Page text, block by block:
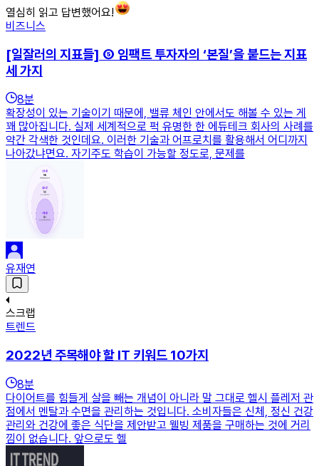
열심히 읽고 답변했어요!
비즈니스
[일잘러의 지표들] ⑤ 임팩트 투자자의 ‘본질’을 붙드는 지표
세 가지
8분
확장성이 있는 기술이기 때문에, 밸류 체인 안에서도 해볼 수 있는 게
꽤 많아집니다. 실제 세계적으로 퍽 유명한 한 에듀테크 회사의 사례를
약간 각색한 것인데요. 이러한 기술과 어프로치를 활용해서 어디까지
나아갔냐면요. 자기주도 학습이 가능할 정도로, 문제를
유재연
스크랩
트렌드
2022년 주목해야 할 IT 키워드 10가지
8분
다이어트를 힘들게 살을 빼는 개념이 아니라 말 그대로 헬시 플레저 관
점에서 멘탈과 수면을 관리하는 것입니다. 소비자들은 신체, 정신 건강
관리와 건강에 좋은 식단을 제안받고 웰빙 제품을 구매하는 것에 거리
낌이 없습니다. 앞으로도 헬